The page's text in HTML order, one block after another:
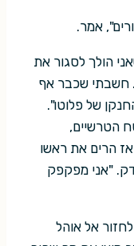
אמר.
הולך לסגור את
חשבתי שכבר אף
של פלוטו".
הטרשיים,
הרים את ראשו
"אני מפקפק
אל אוהל